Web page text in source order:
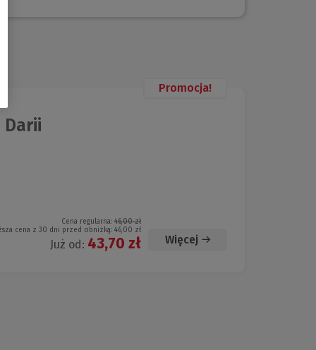
Promocja!
Cena regularna: 46,00 zł
cena z 30 dni przed obniżką: 46,00 zł
Już od: 43,70 zł Więcej